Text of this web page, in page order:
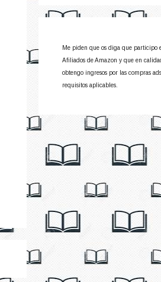
Me piden que os diga que participo
Afiliados de Amazon y que en
obtengo ingresos por las compras
requisitos aplicables.